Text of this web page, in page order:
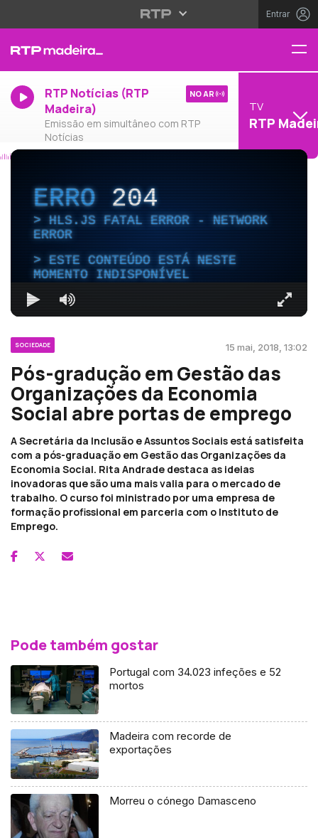
Entrar
RTP Notícias (RTP
Madeira)
Emissão em simultâneo com RTP
Notícias
NO AR
TV
RTP
ERRO204
HLS.JS FATAL ERROR - NETWORK
ERROR
ESTE CONTEÚDO ESTÁ NESTE
MOMENTO INDISPONÍVEL
SOCIEDADE 15 mai, 2018, 13:02
Pós-gradução em Gestão das
Organizações da Economia
Social abre portas de emprego
A Secretária da Inclusão e Assuntos Sociais está satisfeita
com a pós-graduação em Gestão das Organizações da
Economia Social. Rita Andrade destaca as ideias
inovadoras que são uma mais valia para o mercado de
trabalho. O curso foi ministrado por uma empresa de
formação profissional em parceria com o Instituto de
Emprego.
Pode também gostar
Portugal com 34.023 infeções e 52
mortos
Madeira com recorde de
exportações
Morreu o cónego Damasceno